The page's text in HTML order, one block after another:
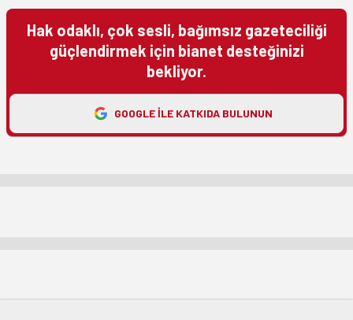
Hak odaklı, çok sesli, bağımsız gazeteciliği
güçlendirmek için bianet desteğinizi
bekliyor.
GOOGLE ILE KATKIDA BULUNUN